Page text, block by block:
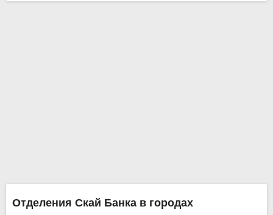
Отделения Скай Банка в городах